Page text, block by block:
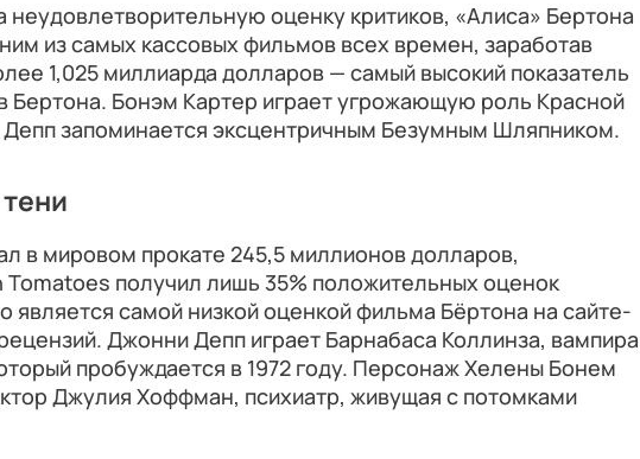
неудовлетворительную оценку критиков, «Алиса» Бертона
из самых кассовых фильмов всех времен, заработав
1,025 миллиарда долларов — самый высокий показатель
Бертона. Бонэм Картер играет угрожающую роль Красной
запоминается эксцентричным Безумным Шляпником.
в мировом прокате 245,5 миллионов долларов,
Tomatoes получил лишь 35% положительных оценок
является самой низкой оценкой фильма Бёртона на сайте-
Джонни Депп играет Барнабаса Коллинза, вампира
пробуждается в 1972 году. Персонаж Хелены Бонем
Джулия Хоффман, психиатр, живущая с потомками